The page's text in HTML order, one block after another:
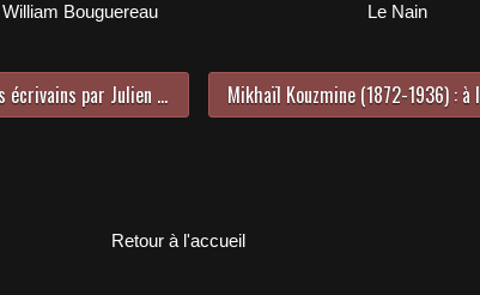
William Bouguereau
Le Nain
Sur les journaux des écrivains par Julien Green
Retour à l'accueil